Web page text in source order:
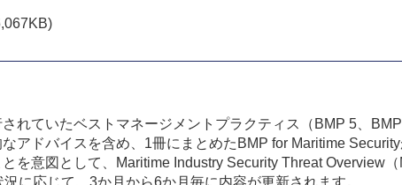
れていたベストマネージメントプラクティス（ BMP 5
アドバイスを含め、 1冊にまとめた BMP for Maritime Security
を意図として、
Maritime Industry Security Threat Overview （
に応じて、 3か月から6か月毎に内容が更新されます。